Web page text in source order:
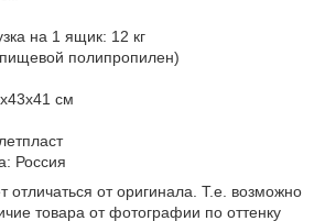
на 1 ящик: 12 кг
полипропилен)
см
Россия
от оригинала. Т.е. возможно
товара от фотографии по оттенку